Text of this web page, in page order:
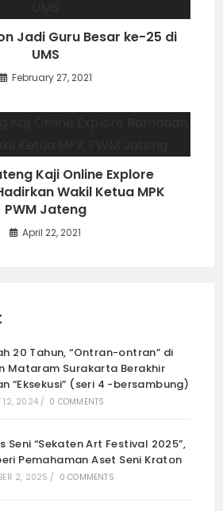
Jadi Guru Besar ke-25 di
UMS
February 27, 2021
Kaji Online Explore
Wakil Ketua MPK
PWM Jateng
April 22, 2021
20 Tahun, “Ontran-ontran” di
Mataram Surakarta Berakhir
“Eksekusi” (seri 4 -bersambung)
12, 2024 / 0 COMMENTS
Seni “Sekaten Art Festival 2025”,
Pemahaman Aset Seni Kraton
2, 2025 / 0 COMMENTS